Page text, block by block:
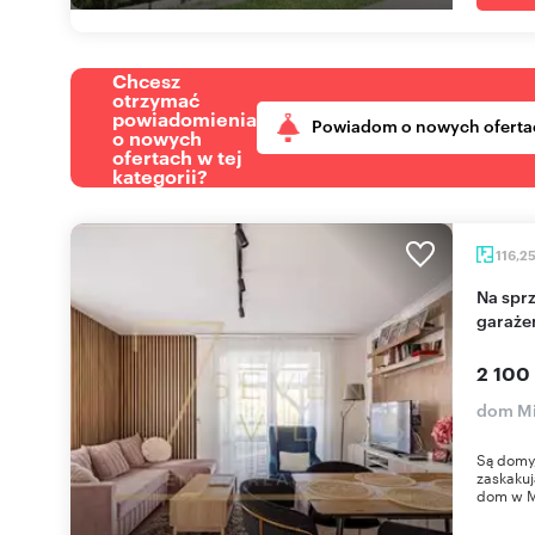
Chcesz
otrzymać
powiadomienia
o nowych
ofertach w tej
kategorii?
Powiadom o nowych
Na sprzedaż przestronny dom z oranżerią i
2 100
dom
Są
dom w